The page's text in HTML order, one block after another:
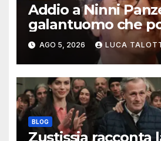
Addio a Ninni
galantuomo che
cinema dove non
AGO 5, 2026 LUCA
BLOG
Zustissia racconta